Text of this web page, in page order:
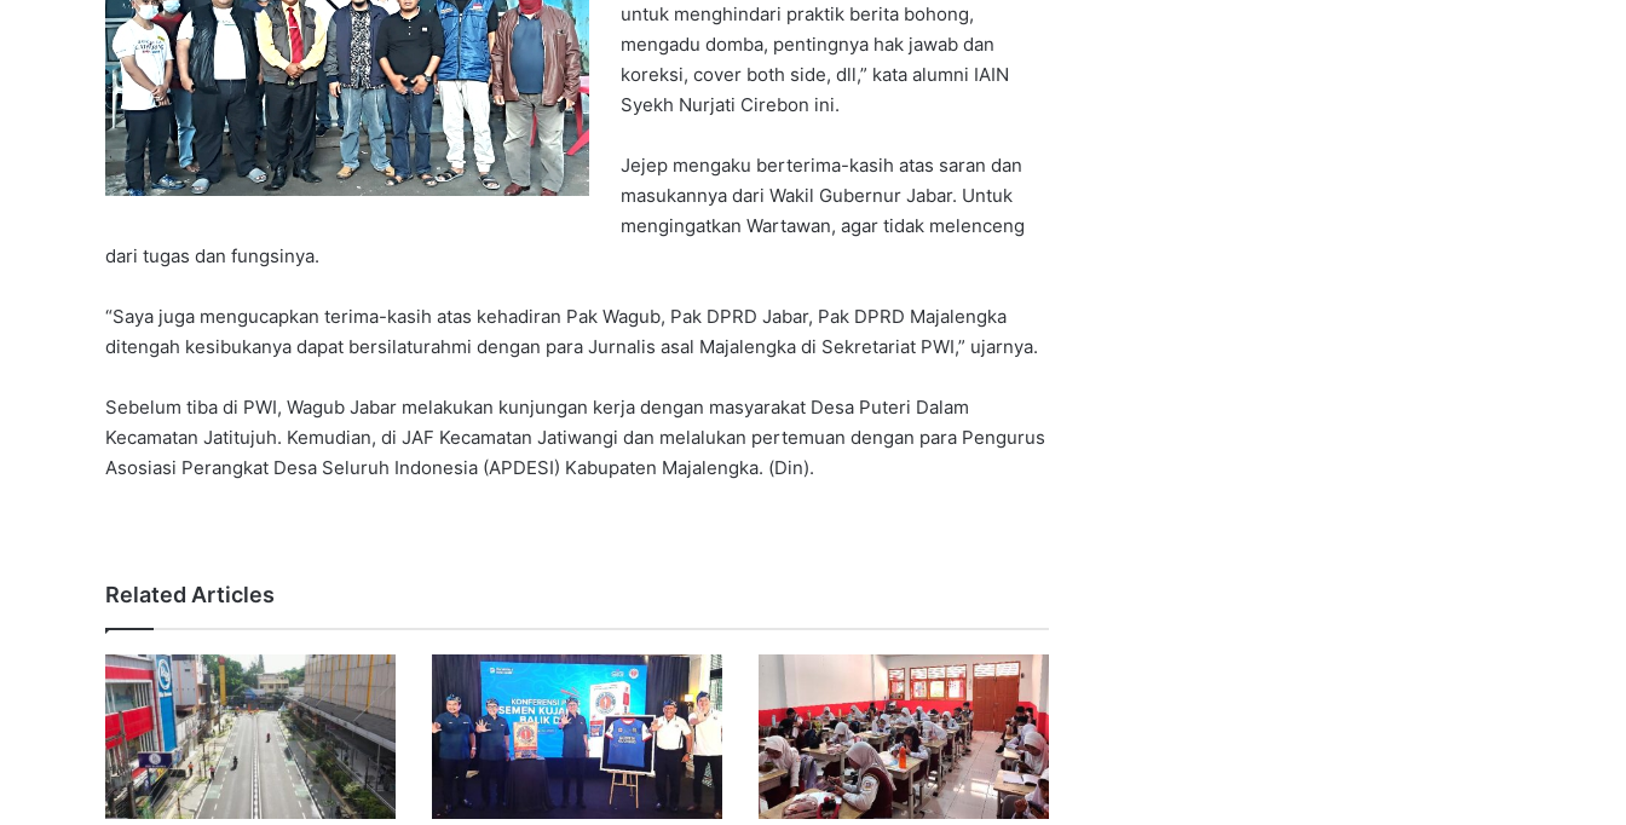
untuk menghindari praktik berita bohong,
mengadu domba, pentingnya hak jawab dan
koreksi, cover both side, dll,” kata alumni IAIN
Syekh Nurjati Cirebon ini.
Jejep mengaku berterima-kasih atas saran dan
masukannya dari Wakil Gubernur Jabar. Untuk
mengingatkan Wartawan, agar tidak melenceng
dari tugas dan fungsinya.
“Saya juga mengucapkan terima-kasih atas kehadiran Pak Wagub, Pak DPRD Jabar, Pak DPRD Majalengka
ditengah kesibukanya dapat bersilaturahmi dengan para Jurnalis asal Majalengka di Sekretariat PWI,” ujarnya.
Sebelum tiba di PWI, Wagub Jabar melakukan kunjungan kerja dengan masyarakat Desa Puteri Dalam
Kecamatan Jatitujuh. Kemudian, di JAF Kecamatan Jatiwangi dan melalukan pertemuan dengan para Pengurus
Asosiasi Perangkat Desa Seluruh Indonesia (APDESI) Kabupaten Majalengka. (Din).
Related Articles